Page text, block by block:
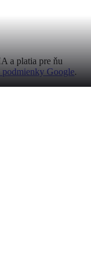
a platia pre ňu
podmienky Google.